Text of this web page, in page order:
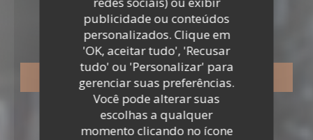
publicidade ou conteúdos
personalizados. Clique em
'OK, aceitar tudo', 'Recusar
tudo' ou 'Personalizar' para
gerenciar suas preferências.
Você pode alterar suas
escolhas a qualquer
momento clicando no ícone
Le Pavillon de Bailly
RESERVAR UMA MESA
LE PAVILLON DE BAILLY